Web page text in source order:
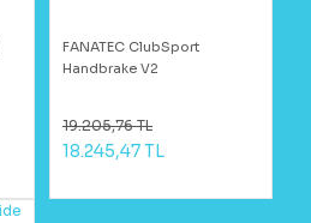
FANATEC ClubSport
Handbrake V2
19.205,76 TL
18.245,47 TL